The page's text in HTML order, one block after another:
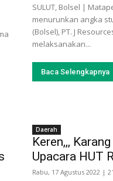
SULUT, Bolsel |
menurunkan angka
(Bolsel), PT. J
melaksanakan...
Baca Selengkapnya
Daerah
Keren,,,
Upacara HUT
Rabu, 17 Agustus 2022 |